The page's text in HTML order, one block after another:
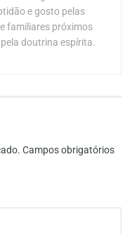
e gosto pelas
familiares próximos
doutrina espírita.
Campos obrigatórios